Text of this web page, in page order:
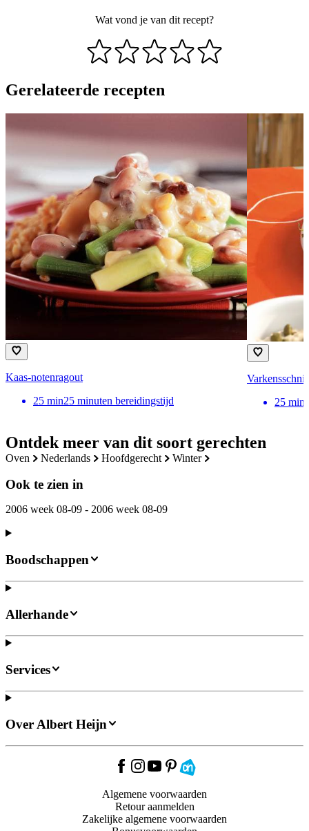
Ontdek meer van dit soort gerechten
oven nederlands hoofdgerecht winter
Ook te zien in
2006 week 08-09 - 2006 week 08-09
Wat vond je van dit recept?
Gerelateerde recepten
Kaas-notenragout
25 min25 minuten bereidingstijd
25 min
Boodschappen
Allerhande
Services
Over Albert Heijn
Algemene voorwaarden
Retour aanmelden
Zakelijke algemene voorwaarden